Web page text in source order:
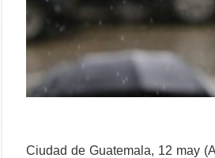
Ciudad de Guatemala, 12 may